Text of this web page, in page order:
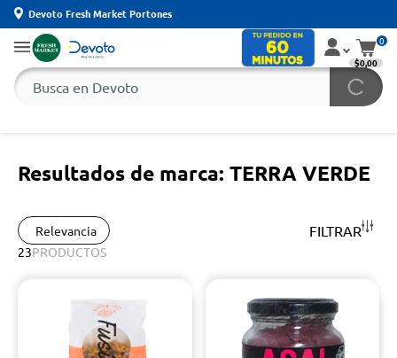
Devoto Fresh Market Portones
0
$0,00
Resultados de marca: TERRA VERDE
Relevancia FILTRAR
23PRODUCTOS